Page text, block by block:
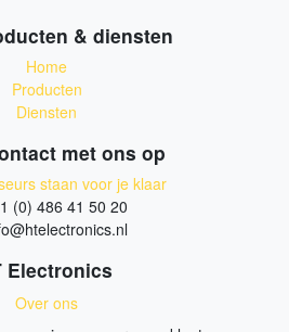
& diensten
Home
Producten
Diensten
met ons op
staan voor je klaar
(0) 486 41 50 20
Electronics
Over ons